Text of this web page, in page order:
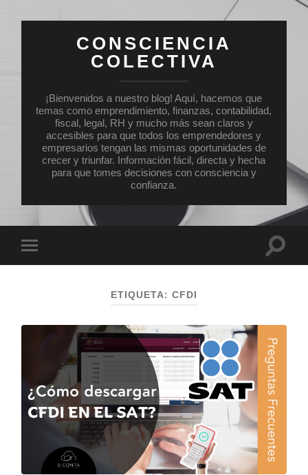
CONSCIENCIA
COLECTIVA
¡Bienvenidos a nuestro blog! Aquí, hacemos que
temas como emprendimiento, finanzas, contabilidad,
fiscal, legal, RH y mucho más sean claros y
accesibles para que todos los emprendedores y
empresarios tengan las mismas oportunidades de
crecer y triunfar. Información fácil, directa y hecha
para que tomes decisiones con consciencia y
confianza.
el
ETIQUETA: CFDI